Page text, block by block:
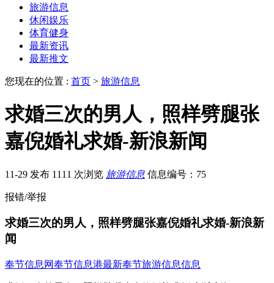
旅游信息
休闲娱乐
体育健身
最新资讯
最新推文
您现在的位置 : 首页 > 旅游信息
求婚三次的男人，照样劈腿张
嘉倪婚礼求婚-新浪新闻
11-29 发布 1111 次浏览 旅游信息 信息编号：75
报错/举报
求婚三次的男人，照样劈腿张嘉倪婚礼求婚-新浪新
闻
奉节信息网奉节信息港最新奉节旅游信息信息